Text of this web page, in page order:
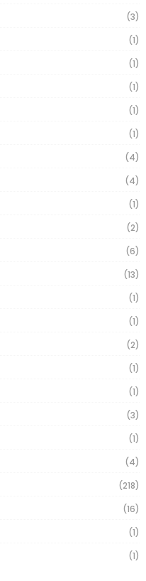
(3)
(1)
(1)
(1)
(1)
(1)
(4)
(4)
(1)
(2)
(6)
(13)
(1)
(1)
(2)
(1)
(1)
(3)
(1)
(4)
(218)
(16)
(1)
(1)